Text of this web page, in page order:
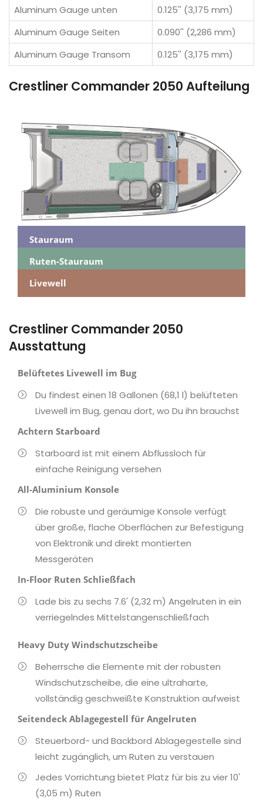
Aluminum Gauge unten
0.125'' (3,175 mm)
Aluminum Gauge Seiten
0.090'' (2,286 mm)
Aluminum Gauge Transom
0.125'' (3,175 mm)
Crestliner Commander 2050 Aufteilung
Stauraum
Ruten-Stauraum
Livewell
Crestliner Commander 2050
Ausstattung
Belüftetes Livewell im Bug
Du findest einen 18 Gallonen (68,1 l) belüfteten
Livewell im Bug, genau dort, wo Du ihn brauchst
Achtern Starboard
Starboard ist mit einem Abflussloch für
einfache Reinigung versehen
All-Aluminium Konsole
Die robuste und geräumige Konsole verfügt
über große, flache Oberflächen zur Befestigung
von Elektronik und direkt montierten
Messgeräten
In-Floor Ruten Schließfach
Lade bis zu sechs 7.6' (2,32 m) Angelruten in ein
verriegelndes Mittelstangenschließfach
Heavy Duty Windschutzscheibe
Beherrsche die Elemente mit der robusten
Windschutzscheibe, die eine ultraharte,
vollständig geschweißte Konstruktion aufweist
Seitendeck Ablagegestell für Angelruten
Steuerbord- und Backbord Ablagegestelle sind
leicht zugänglich, um Ruten zu verstauen
Jedes Vorrichtung bietet Platz für bis zu vier 10'
(3,05 m) Ruten